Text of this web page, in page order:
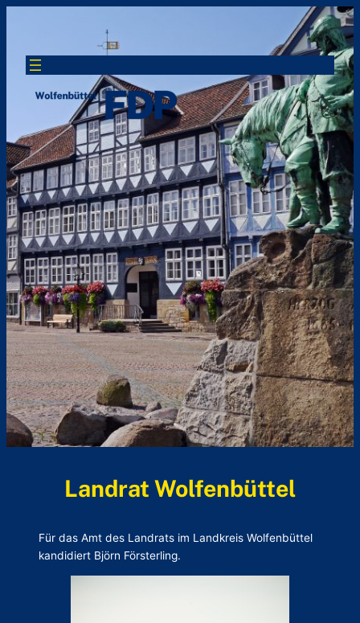
Landrat Wolfenbüttel
Für das Amt des Landrats im Landkreis Wolfenbüttel
kandidiert Björn Försterling.